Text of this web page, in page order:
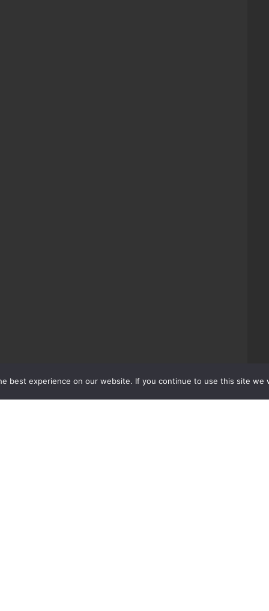
best experience on our website. If you continue to use this site we